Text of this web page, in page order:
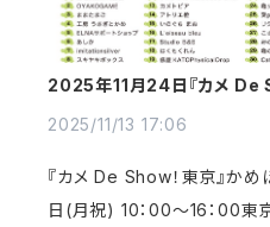
2025年11月24日『カメ De
2025/11/13 17:06
『カメ De Show！東京』か
日(月祝) 10：00～16：00東